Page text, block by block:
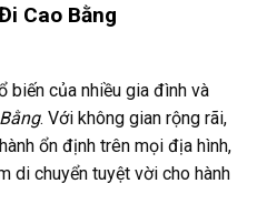
Cao Bằng
biến của nhiều gia đình và
. Với không gian rộng rãi,
ổn định trên mọi địa hình,
di chuyển tuyệt vời cho hành